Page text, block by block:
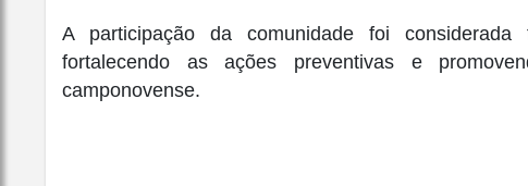
A participação da comunidade foi
fortalecendo as ações preventivas e
camponovense.